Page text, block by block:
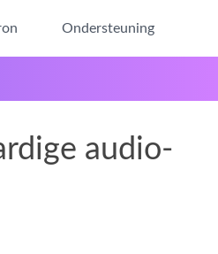
Ondersteuning
audio-